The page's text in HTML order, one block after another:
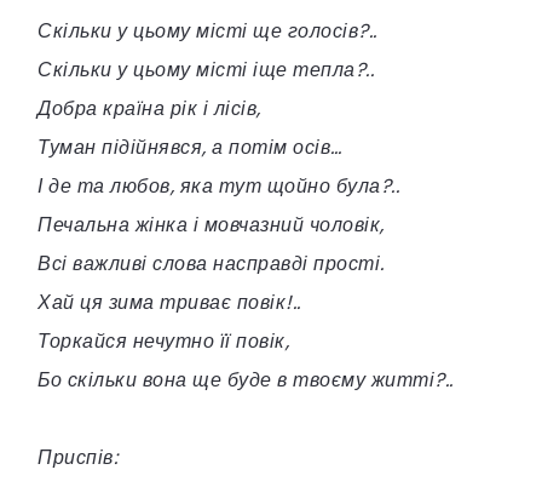
Скільки у цьому місті ще голосів?..
Скільки у цьому місті іще тепла?..
Добра країна рік і лісів,
Туман підійнявся, а потім осів…
І де та любов, яка тут щойно була?..
Печальна жінка і мовчазний чоловік,
Всі важливі слова насправді прості.
Хай ця зима триває повік!..
Торкайся нечутно її повік,
Бо скільки вона ще буде в твоєму житті?..
Приспів: